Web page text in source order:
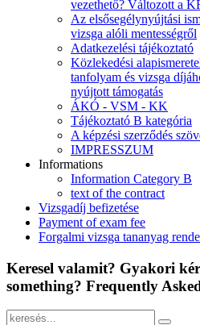
vezethető? Változott a
Az elsősegélynyújtási
vizsga alóli mentességről
Adatkezelési tájékoztató
Közlekedési
tanfolyam és vizsga
nyújtott támogatás
ÁKÓ - VSM - KK
Tájékoztató B kategória
A képzési szerződés
IMPRESSZUM
Informations
Information Category B
text of the contract
Vizsgadíj befizetése
Payment of exam fee
Forgalmi vizsga tananyag
Keresel valamit? Gyakori
something? Frequently